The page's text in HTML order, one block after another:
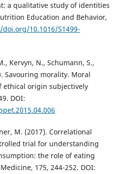
a qualitative study of identities
Education and Behavior,
10.1016/S1499-
Kervyn, N., Schumann, S.,
Savouring morality. Moral
ethical origin subjectively
DOI:
M. (2017). Correlational
trial for understanding
the role of eating
175, 244-252. DOI: